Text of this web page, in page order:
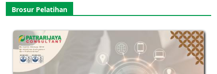
Brosur Pelatihan